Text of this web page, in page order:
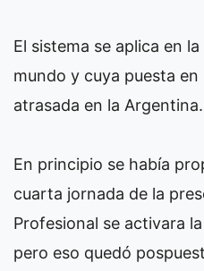
El sistema se aplica en
mundo y cuya puesta
atrasada en la Argentina.
En principio se había
cuarta jornada de la
Profesional se activara
pero eso quedó